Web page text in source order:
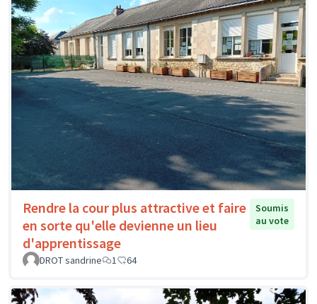
Rendre la cour plus attractive et faire
en sorte qu'elle devienne un lieu
d'apprentissage
Soumis
au vote
DROT sandrine 1 64